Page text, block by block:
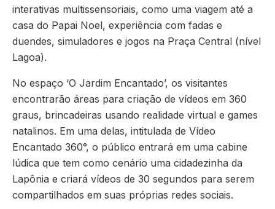
interativas multissensoriais, como uma viagem até a
casa do Papai Noel, experiência com fadas e
duendes, simuladores e jogos na Praça Central (nível
Lagoa).
No espaço ‘O Jardim Encantado’, os visitantes
encontrarão áreas para criação de vídeos em 360
graus, brincadeiras usando realidade virtual e games
natalinos. Em uma delas, intitulada de Vídeo
Encantado 360°, o público entrará em uma cabine
lúdica que tem como cenário uma cidadezinha da
Lapônia e criará vídeos de 30 segundos para serem
compartilhados em suas próprias redes sociais.